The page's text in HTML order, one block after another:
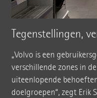
Tegenstellingen,
„Volvo is een
verschillende zones in
uiteenlopende
doelgroepen“, zegt Erik